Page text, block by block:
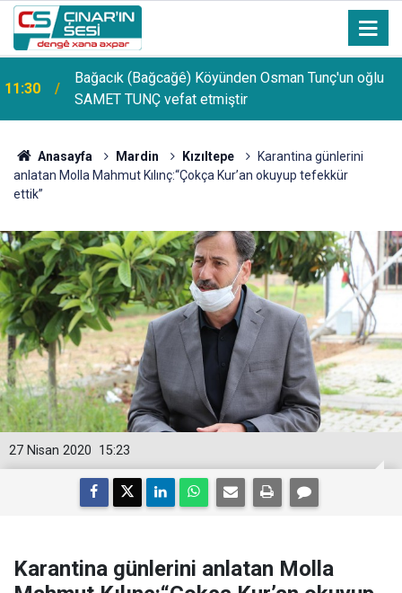
11:30
Bağacık (Bağcağê) Köyünden Osman Tunç'un oğlu
SAMET TUNÇ vefat etmiştir
Anasayfa Mardin Kızıltepe
Karantina günlerini
anlatan Molla Mahmut Kılınç:“Çokça Kur’an okuyup tefekkür
ettik”
15:23
27 Nisan 2020
Karantina günlerini anlatan Molla